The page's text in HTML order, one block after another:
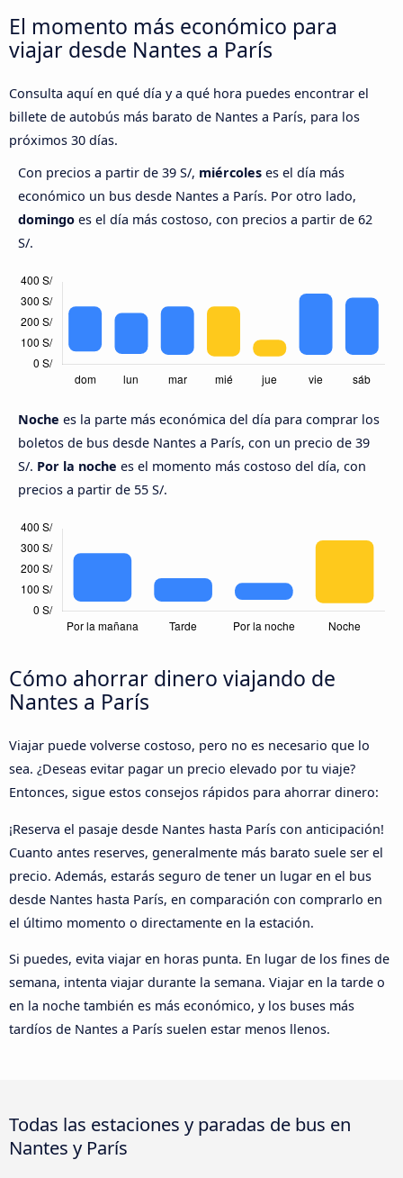
El momento más económico para
viajar desde Nantes a París
Consulta aquí en qué día y a qué hora puedes encontrar el
billete de autobús más barato de Nantes a París, para los
próximos 30 días.
Con precios a partir de 39 S/, miércoles es el día más
económico un bus desde Nantes a París. Por otro lado,
domingo es el día más costoso, con precios a partir de 62
S/.
Noche es la parte más económica del día para comprar los
boletos de bus desde Nantes a París, con un precio de 39
S/. Por la noche es el momento más costoso del día, con
precios a partir de 55 S/.
Cómo ahorrar dinero viajando de
Nantes a París
Viajar puede volverse costoso, pero no es necesario que lo
sea. ¿Deseas evitar pagar un precio elevado por tu viaje?
Entonces, sigue estos consejos rápidos para ahorrar dinero:
¡Reserva el pasaje desde Nantes hasta París con anticipación!
Cuanto antes reserves, generalmente más barato suele ser el
precio. Además, estarás seguro de tener un lugar en el bus
desde Nantes hasta París, en comparación con comprarlo en
el último momento o directamente en la estación.
Si puedes, evita viajar en horas punta. En lugar de los fines de
semana, intenta viajar durante la semana. Viajar en la tarde o
en la noche también es más económico, y los buses más
tardíos de Nantes a París suelen estar menos llenos.
Todas las estaciones y paradas de bus en
Nantes y París